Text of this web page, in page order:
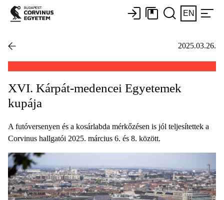
EN
2025.03.26.
XVI. Kárpát-medencei Egyetemek
kupája
A futóversenyen és a kosárlabda mérkőzésen is jól teljesítettek a
Corvinus hallgatói 2025. március 6. és 8. között.